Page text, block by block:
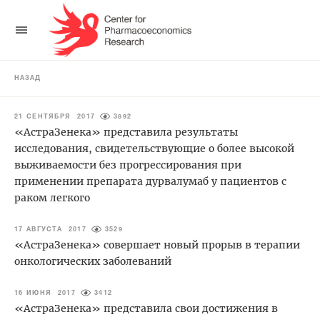
НАЗАД
21 СЕНТЯБРЯ 2017 3892
«АстраЗенека» представила результаты
исследования, свидетельствующие о более высокой
выживаемости без прогрессирования при
применении препарата дурвалумаб у пациентов с
раком легкого
17 АВГУСТА 2017 3529
«АстраЗенека» совершает новый прорыв в терапии
онкологических заболеваний
16 ИЮНЯ 2017 3412
«АстраЗенека» представила свои достижения в